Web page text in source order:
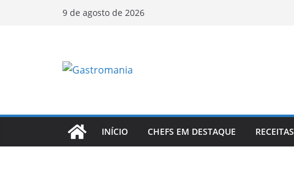
9 de agosto de 2026
INÍCIO CHEFS EM DESTAQUE RECEITAS